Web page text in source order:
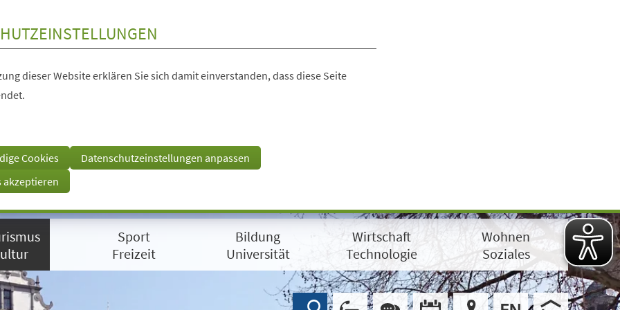
dieser Website erklären Sie sich damit einverstanden, dass diese Seite
Cookies
Datenschutzeinstellungen anpassen
akzeptieren
Sport
Freizeit
Bildung
Universität
Wirtschaft
Technologie
Wohnen
Soziales